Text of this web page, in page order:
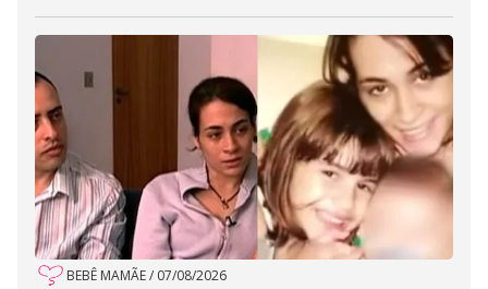
BEBÊ MAMÃE/ 07/08/2026